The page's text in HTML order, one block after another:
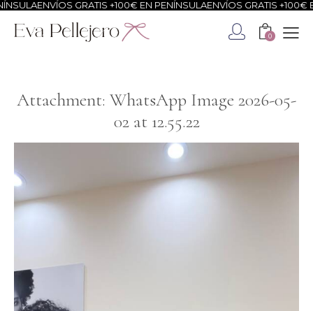
ENVÍOS GRATIS +100€ EN PENÍNSULAENVÍOS GRATIS +100€
0
Attachment: WhatsApp Image 2026-05-
02 at 12.55.22